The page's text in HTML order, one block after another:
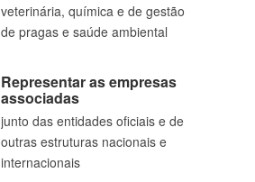
veterinária, química e de gestão
de pragas e saúde ambiental
Representar as empresas
associadas
junto das entidades oficiais e de
outras estruturas nacionais e
internacionais